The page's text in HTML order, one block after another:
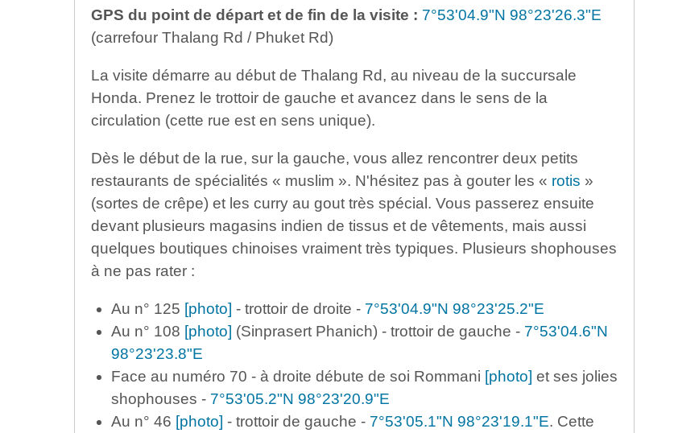
GPS du point de départ et de fin de la visite : 7°53'04.9"N 98°23'26.3"E
(carrefour Thalang Rd / Phuket Rd)
La visite démarre au début de Thalang Rd, au niveau de la succursale
Honda. Prenez le trottoir de gauche et avancez dans le sens de la
circulation (cette rue est en sens unique).
Dès le début de la rue, sur la gauche, vous allez rencontrer deux petits
restaurants de spécialités « muslim ». N'hésitez pas à gouter les « rotis »
(sortes de crêpe) et les curry au gout très spécial. Vous passerez ensuite
devant plusieurs magasins indien de tissus et de vêtements, mais aussi
quelques boutiques chinoises vraiment très typiques. Plusieurs shophouses
à ne pas rater :
Au n° 125 [photo] - trottoir de droite - 7°53'04.9"N 98°23'25.2"E
Au n° 108 [photo] (Sinprasert Phanich) - trottoir de gauche - 7°53'04.6"N
98°23'23.8"E
Face au numéro 70 - à droite débute de soi Rommani [photo] et ses jolies
shophouses - 7°53'05.2"N 98°23'20.9"E
Au n° 46 [photo] - trottoir de gauche - 7°53'05.1"N 98°23'19.1"E. Cette